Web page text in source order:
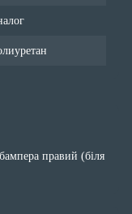
правий (біля